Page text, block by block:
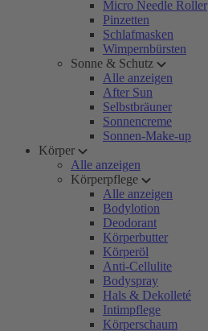
Micro Needle Roller
Pinzetten
Schlafmasken
Wimpernbürsten
Sonne & Schutz
Alle anzeigen
After Sun
Selbstbräuner
Sonnencreme
Sonnen-Make-up
Körper
Alle anzeigen
Körperpflege
Alle anzeigen
Bodylotion
Deodorant
Körperbutter
Körperöl
Anti-Cellulite
Bodyspray
Hals & Dekolleté
Intimpflege
Körperschaum